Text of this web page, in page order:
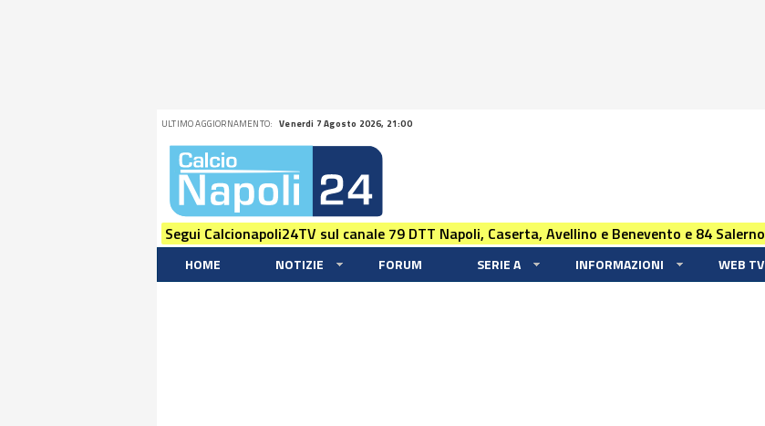
ULTIMO AGGIORNAMENTO: Venerdi 7 Agosto 2026, 21:00
Segui Calcionapoli24TV sul canale 79 DTT Napoli, Caserta, Avellino e Benevento e 84 Salerno
HOME NOTIZIE FORUM SERIE A INFORMAZIONI WEB TV